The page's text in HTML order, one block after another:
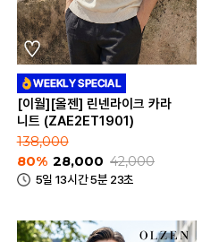
[이월][올젠] 린넨라이크 카라
니트 (ZAE2ET1901)
138,000
80% 28,000 42,000
5일 13시간 5분 23초